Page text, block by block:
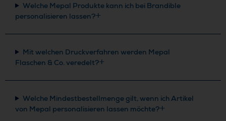
Welche Mepal Produkte kann ich bei Brandible
personalisieren lassen?
Mit welchen Druckverfahren werden Mepal
Flaschen & Co. veredelt?
Welche Mindestbestellmenge gilt, wenn ich Artikel
von Mepal personalisieren lassen möchte?